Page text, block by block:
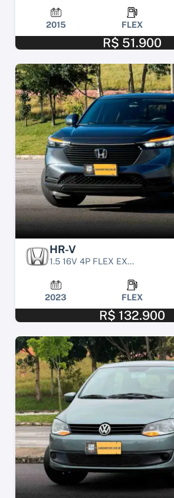
2015 FLEX
R$ 51.900
HR-V
1.5 16V 4P FLEX EX...
2023 FLEX
R$ 132.900